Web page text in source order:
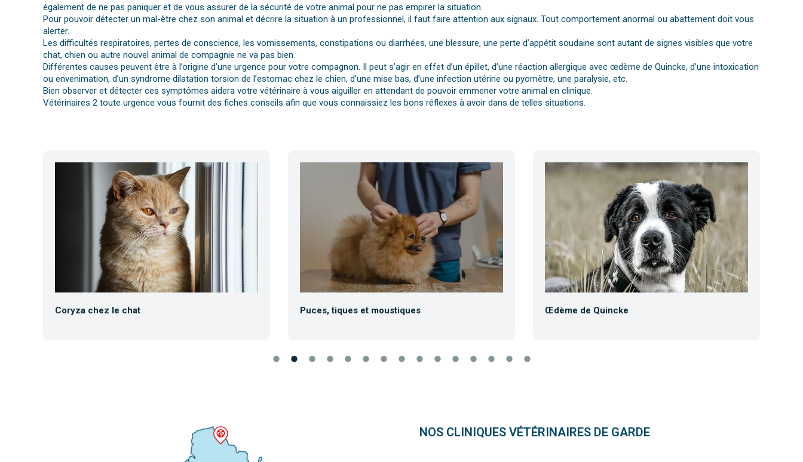
également de ne pas paniquer et de vous assurer de la sécurité de votre animal pour ne pas empirer la situation.
Pour pouvoir détecter un mal-être chez son animal et décrire la situation à un professionnel, il faut faire attention aux signaux. Tout comportement anormal ou abattement doit vous
alerter.
Les difficultés respiratoires, pertes de conscience, les vomissements, constipations ou diarrhées, une blessure, une perte d’appétit soudaine sont autant de signes visibles que votre
chat, chien ou autre nouvel animal de compagnie ne va pas bien.
Différentes causes peuvent être à l’origine d’une urgence pour votre compagnon. Il peut s’agir en effet d’un épillet, d’une réaction allergique avec œdème de Quincke, d’une intoxication
ou envenimation, d’un syndrome dilatation torsion de l’estomac chez le chien, d’une mise bas, d’une infection utérine ou pyomètre, une paralysie, etc.
Bien observer et détecter ces symptômes aidera votre vétérinaire à vous aiguiller en attendant de pouvoir emmener votre animal en clinique.
Vétérinaires 2 toute urgence vous fournit des fiches conseils afin que vous connaissiez les bons réflexes à avoir dans de telles situations.
Coryza chez le chat Puces, tiques et moustiques Œdème de Quincke
NOS CLINIQUES VÉTÉRINAIRES DE GARDE